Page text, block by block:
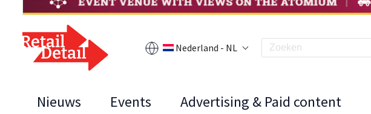
Nederland - NL
Nieuws Events Advertising & Paid content